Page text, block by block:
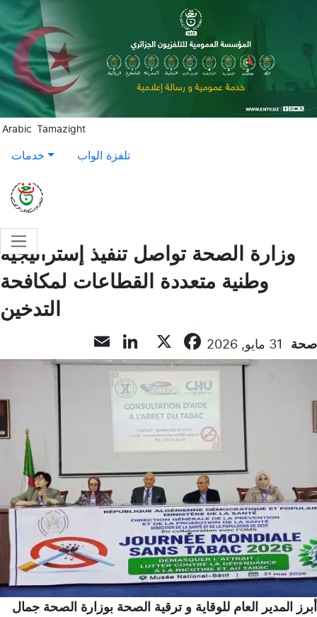
Aller au contenu principal
Arabic Tamazight
خدمات تلفزة الواب
وزارة الصحة تواصل تنفيذ إستراتيجية
وطنية متعددة القطاعات لمكافحة
التدخين
صحة 31 مايو, 2026 Facebook
LinkedIn
أبرز المدير العام للوقاية و ترقية الصحة بوزارة الصحة جمال